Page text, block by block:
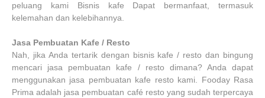
peluang kami Bisnis kafe Dapat bermanfaat, termasuk
kelemahan dan kelebihannya.
Jasa Pembuatan Kafe / Resto
Nah, jika Anda tertarik dengan bisnis kafe / resto dan bingung
mencari jasa pembuatan kafe / resto dimana? Anda dapat
menggunakan jasa pembuatan kafe resto kami. Fooday Rasa
Prima adalah jasa pembuatan café resto yang sudah terpercaya